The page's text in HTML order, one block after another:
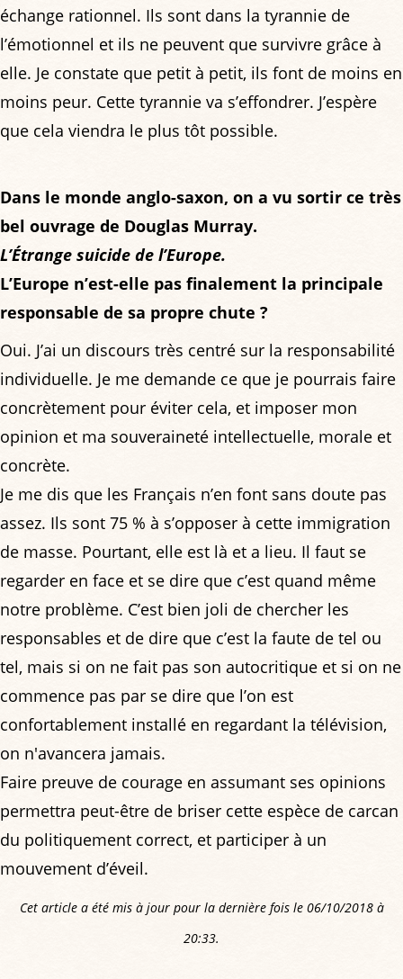
échange rationnel. Ils sont dans la tyrannie de
l’émotionnel et ils ne peuvent que survivre grâce à
elle. Je constate que petit à petit, ils font de moins en
moins peur. Cette tyrannie va s’effondrer. J’espère
que cela viendra le plus tôt possible.
Dans le monde anglo-saxon, on a vu sortir ce très
bel ouvrage de Douglas Murray.
L’Étrange suicide de l’Europe.
L’Europe n’est-elle pas finalement la principale
responsable de sa propre chute ?
Oui. J’ai un discours très centré sur la responsabilité
individuelle. Je me demande ce que je pourrais faire
concrètement pour éviter cela, et imposer mon
opinion et ma souveraineté intellectuelle, morale et
concrète.
Je me dis que les Français n’en font sans doute pas
assez. Ils sont 75 % à s’opposer à cette immigration
de masse. Pourtant, elle est là et a lieu. Il faut se
regarder en face et se dire que c’est quand même
notre problème. C’est bien joli de chercher les
responsables et de dire que c’est la faute de tel ou
tel, mais si on ne fait pas son autocritique et si on ne
commence pas par se dire que l’on est
confortablement installé en regardant la télévision,
on n'avancera jamais.
Faire preuve de courage en assumant ses opinions
permettra peut-être de briser cette espèce de carcan
du politiquement correct, et participer à un
mouvement d’éveil.
Cet article a été mis à jour pour la dernière fois le 06/10/2018 à
20:33.